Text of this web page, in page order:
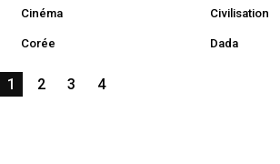
Cinéma Civilisation
Corée Dada
1 2 3 4